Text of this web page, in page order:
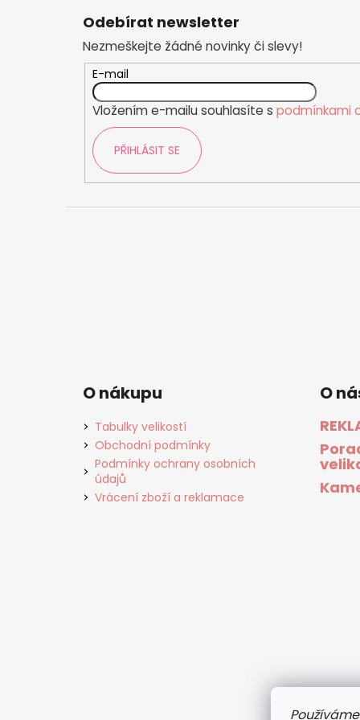
Odebírat newsletter
Nezmeškejte žádné novinky či slevy!
E-mail
Vložením e-mailu souhlasíte s podmínkami
PŘIHLÁSIT SE
O nákupu
Tabulky velikostí
Obchodní podmínky
Podmínky ochrany osobních
údajů
Vrácení zboží a reklamace
O